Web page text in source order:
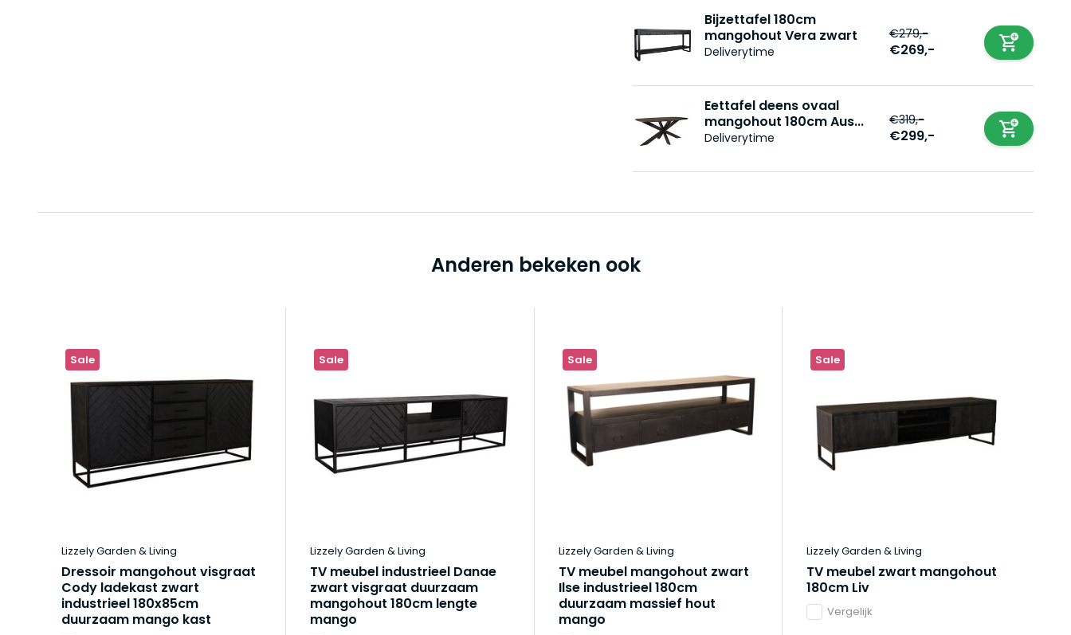
Bijzettafel 180cm
mangohout Vera zwart
Deliverytime
€279,-
€269,-
Eettafel deens ovaal
mangohout 180cm Aus...
Deliverytime
€319,-
€299,-
Anderen bekeken ook
Sale
Lizzely Garden & Living
Dressoir mangohout visgraat
Cody ladekast zwart
industrieel 180x85cm
duurzaam mango kast
Sale
Lizzely Garden & Living
TV meubel industrieel Danae
zwart visgraat duurzaam
mangohout 180cm lengte
mango
Sale
Lizzely Garden & Living
TV meubel mangohout zwart
Ilse industrieel 180cm
duurzaam massief hout
mango
Sale
Lizzely Garden & Living
TV meubel zwart mangohout
180cm Liv
Vergelijk